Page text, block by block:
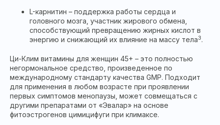
L-карнитин – поддержка работы сердца и
головного мозга, участник жирового обмена,
способствующий превращению жирных кислот в
энергию и снижающий их влияние на массу тела3.
Ци-Клим витамины для женщин 45+ – это полностью
негормональное средство, произведенное по
международному стандарту качества GMP. Подходит
для применения в любом возрасте при проявлении
первых симптомов менопаузы, может совмещаться с
другими препаратами от «Эвалар» на основе
фитоэстрогенов цимицифуги при климаксе.